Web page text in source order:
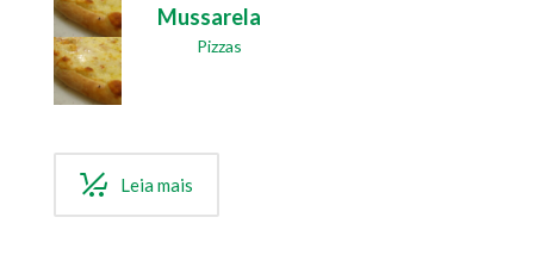
Mussarela
Pizzas
Leia mais